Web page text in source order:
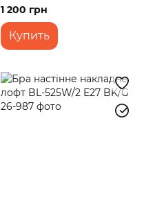
WH
1 200 грн
Купить